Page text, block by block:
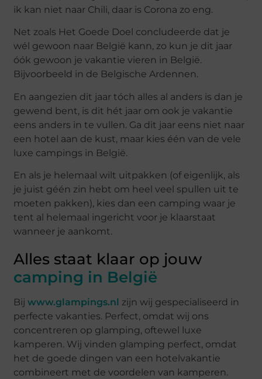
ik kan niet naar Chili, daar is Corona zo eng.
Net zoals Het Goede Doel concludeerde dat je
wél gewoon naar België kann, zo kun je dit jaar
óók gewoon je vakantie vieren in België.
Bijvoorbeeld in de Belgische Ardennen.
En aangezien dit jaar tóch alles al anders is dan je
gewend bent, is dit hét jaar om ook je vakantie
eens anders in te vullen. Ga dit jaar eens niet naar
een hotel aan de kust, maar kies één van de vele
luxe campings in België.
En als je helemaal wilt uitpakken (of eigenlijk, als
je juist géén zin hebt om heel veel spullen uit te
moeten pakken), kies dan een camping waar je
tent al helemaal ingericht voor je klaarstaat
wanneer je aankomt.
Alles staat klaar op jouw
camping in België
Bijwww.glampings.nl zijn wij gespecialiseerd in
perfecte vakanties. Perfect, omdat wij ons
concentreren op glamping, oftewel luxe
kamperen. Wij vinden glamping perfect, omdat
het de goede dingen van een hotelvakantie
combineert met de voordelen van kamperen.